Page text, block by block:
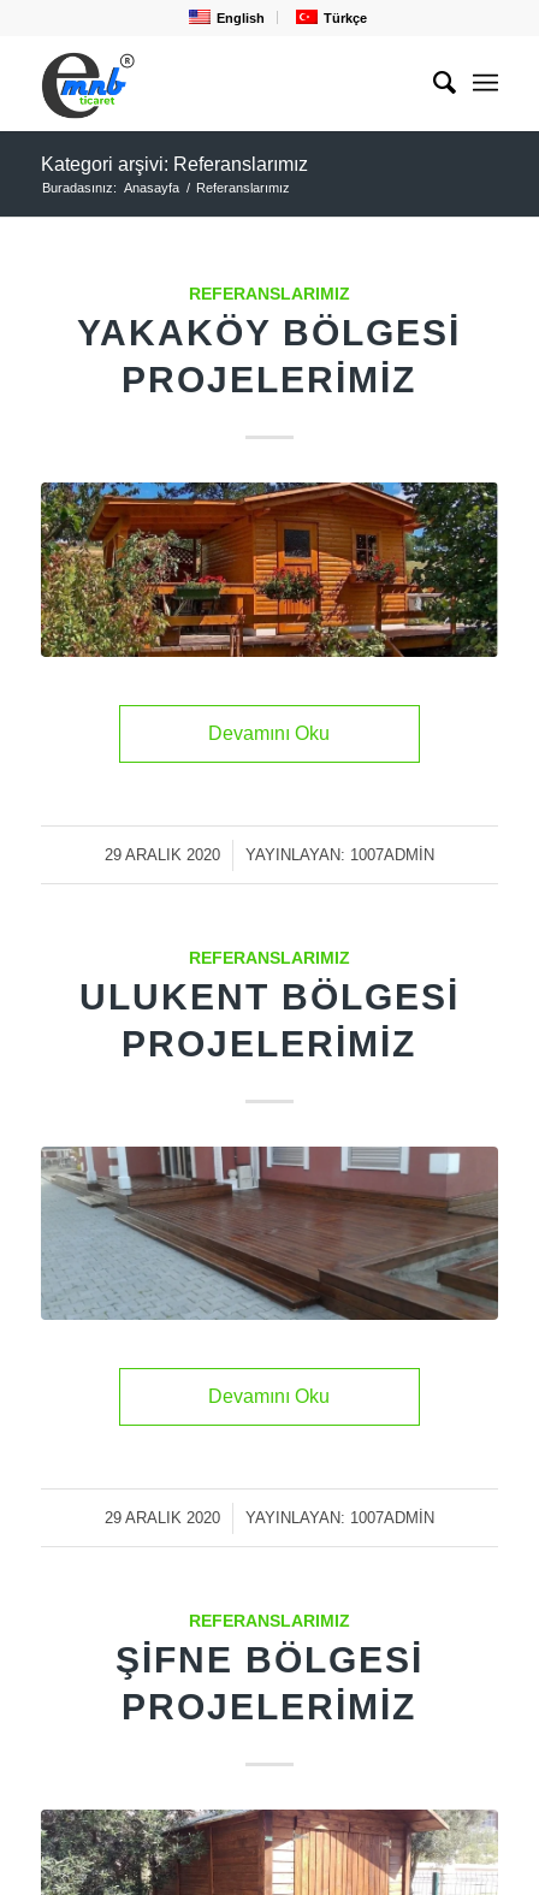
English Türkçe
Kategori arşivi: Referanslarımız
Buradasınız: Anasayfa / Referanslarımız
REFERANSLARIMIZ
YAKAKÖY BÖLGESI
PROJELERIMIZ
Devamını Oku
29 ARALIK 2020
/ YAYINLAYAN: 1007ADMIN
REFERANSLARIMIZ
ULUKENT BÖLGESI
PROJELERIMIZ
Devamını Oku
29 ARALIK 2020
/ YAYINLAYAN: 1007ADMIN
REFERANSLARIMIZ
ŞIFNE BÖLGESI
PROJELERIMIZ